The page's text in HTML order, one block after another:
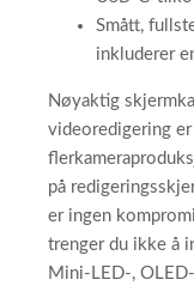
Smått,
inkluderer
Nøyaktig
videoredigering
på
er ingen
trenger du ikke å
Mini-LED-,